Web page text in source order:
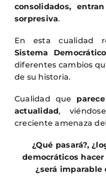
consolidados,
sorpresiva.
En esta cualidad
Sistema Democrático
diferentes cambios
de su historia.
Cualidad que
actualidad,
creciente amenaza
¿Qué pasará?,
democráticos
¿será imparable